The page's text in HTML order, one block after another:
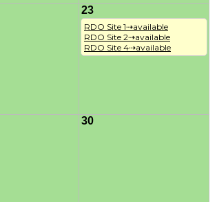
23
RDO Site 1⇢available
RDO Site 2⇢available
RDO Site 4⇢available
30